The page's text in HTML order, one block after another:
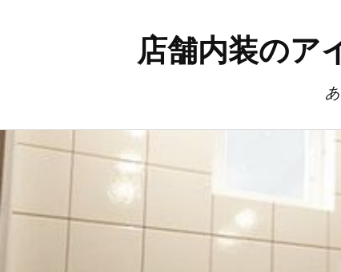
店舗内装のア